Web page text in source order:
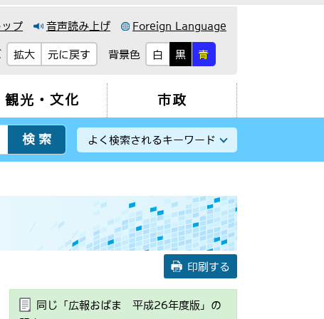
プ 音声読み上げ Foreign Language
拡大 元に戻す 背景色 白 黒 青
観光・文化 市政
よく検索されるキーワード
印刷する
同じ「広報おばま 平成26年度版」の